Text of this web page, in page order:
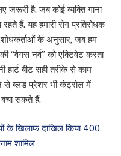
जरूरी है. जब कोई व्यक्ति गाना
हैं. यह हमारी रोग प्रतिरोधक
के अनुसार, जब हम
“वेगस नर्व” को एक्टिवेट करता
बीट सही तरीके से काम
से ब्लड प्रेशर भी कंट्रोल में
बचा सकते हैं.
के खिलाफ दाखिल किया 400
शामिल